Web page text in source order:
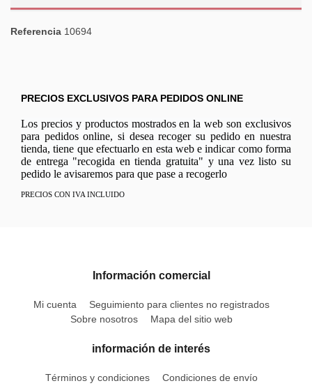
Referencia 10694
PRECIOS EXCLUSIVOS PARA PEDIDOS ONLINE
Los precios y productos mostrados en la web son exclusivos
para pedidos online, si desea recoger su pedido en nuestra
tienda, tiene que efectuarlo en esta web e indicar como forma
de entrega "recogida en tienda gratuita" y una vez listo su
pedido le avisaremos para que pase a recogerlo
PRECIOS CON IVA INCLUIDO
Información comercial
Mi cuenta
Seguimiento para clientes no registrados
Sobre nosotros
Mapa del sitio web
información de interés
Términos y condiciones Condiciones de envío